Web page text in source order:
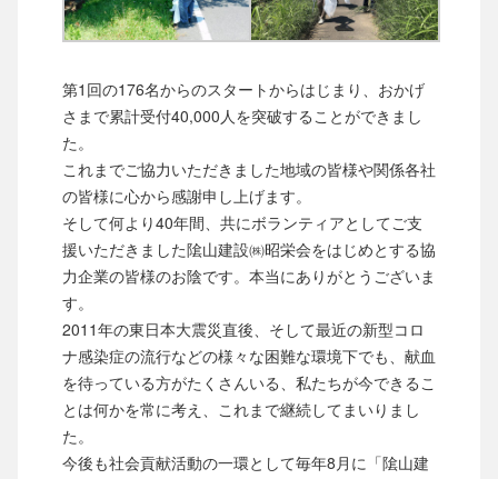
第1回の176名からのスタートからはじまり、おかげ
さまで累計受付40,000人を突破することができまし
た。
これまでご協力いただきました地域の皆様や関係各社
の皆様に心から感謝申し上げます。
そして何より40年間、共にボランティアとしてご支
援いただきました隂山建設㈱昭栄会をはじめとする協
力企業の皆様のお陰です。本当にありがとうございま
す。
2011年の東日本大震災直後、そして最近の新型コロ
ナ感染症の流行などの様々な困難な環境下でも、献血
を待っている方がたくさんいる、私たちが今できるこ
とは何かを常に考え、これまで継続してまいりまし
た。
今後も社会貢献活動の一環として毎年8月に「隂山建